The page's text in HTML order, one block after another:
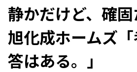
静かだけど、確
旭化成ホームズ「
答はある。」